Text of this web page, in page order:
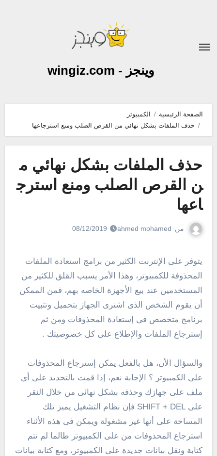
وينجز - wingiz.com
الصفحة الرئيسية
الكمبيوتر
حذف الملفات بشكل نهائي من القرص الصلب ومنع استرجاعها
حذف الملفات بشكل نهائي م
ن القرص الصلب ومنع استرج
اعها
من ahmed mohamed
08/12/2019
يتوفر على الإنترنت الكثير من برامج استعادة الملفات
المحذوفة للكمبيوتر، وهذا الأمر يسبب القلق للكثير من
المستخدمين عند بيع الأجهزة الخاصه بهم، فمن الممكن
أن يقوم الشخص الذى اشترى الجهاز بتحميل وتثبيت
برنامج متخصص فى إستعادة المحذوفات ومن ثم
إسترجاع الملفات والإطلاع على كل خصوصيتك .
والسؤال الأن، هل بالفعل يمكن إسترجاع المحذوفات
على الكمبيوتر ؟ الإجابة نعم، إذا قمت بالتحديد على أى
ملف على جهازك وحذفه بشكل نهائى من خلال النقر
على SHIFT + DEL فإن نظام التشغيل يميز تلك
المساحة على أنها غير مشغولة ويمكن فى هذه الأثناء
استرجاع المحذوفات من على الكمبيوتر طالما لم تتم
كتابة ونقل بيانات جديدة على الكمبيوتر، ومع كتابة بيانات